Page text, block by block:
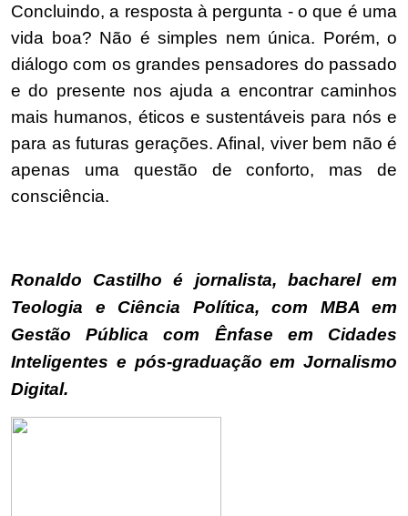
Concluindo, a resposta à pergunta - o que é uma
vida boa? Não é simples nem única. Porém, o
diálogo com os grandes pensadores do passado
e do presente nos ajuda a encontrar caminhos
mais humanos, éticos e sustentáveis para nós e
para as futuras gerações. Afinal, viver bem não é
apenas uma questão de conforto, mas de
consciência.
Ronaldo Castilho é jornalista, bacharel em
Teologia e Ciência Política, com MBA em
Gestão Pública com Ênfase em Cidades
Inteligentes e pós-graduação em Jornalismo
Digital.